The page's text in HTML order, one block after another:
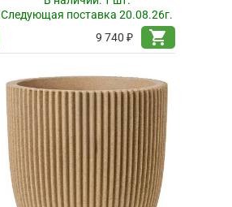
Следующая поставка 20.08.26г.
9 740 ₽
shopping_cart